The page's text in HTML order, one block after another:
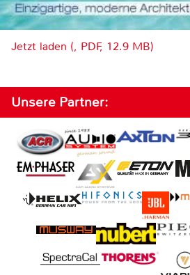
Jetzt laden (, PDF, 12.9 MB)
Unsere Partner: